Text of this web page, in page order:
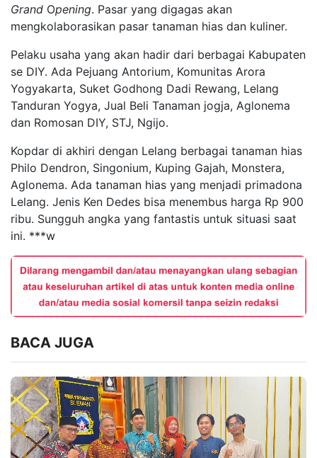
Grand Opening. Pasar yang digagas akan
mengkolaborasikan pasar tanaman hias dan kuliner.
Pelaku usaha yang akan hadir dari berbagai Kabupaten
se DIY. Ada Pejuang Antorium, Komunitas Arora
Yogyakarta, Suket Godhong Dadi Rewang, Lelang
Tanduran Yogya, Jual Beli Tanaman jogja, Aglonema
dan Romosan DIY, STJ, Ngijo.
Kopdar di akhiri dengan Lelang berbagai tanaman hias
Philo Dendron, Singonium, Kuping Gajah, Monstera,
Aglonema. Ada tanaman hias yang menjadi primadona
Lelang. Jenis Ken Dedes bisa menembus harga Rp 900
ribu. Sungguh angka yang fantastis untuk situasi saat
ini. ***w
BACA JUGA